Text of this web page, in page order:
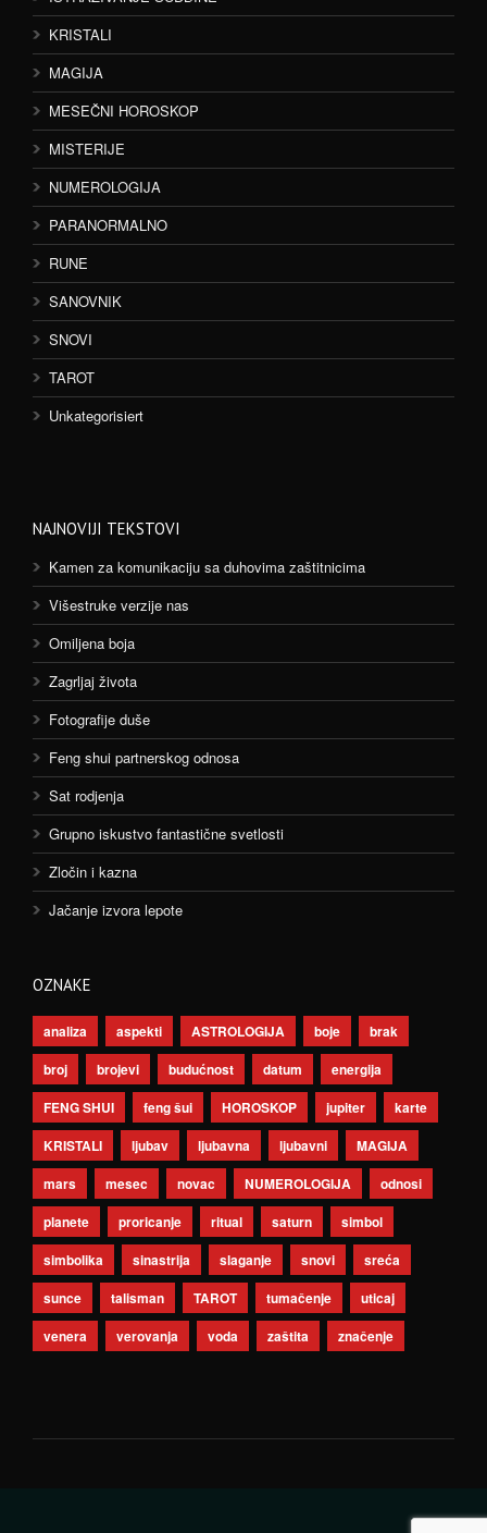
KRISTALI
MAGIJA
MESEČNI HOROSKOP
MISTERIJE
NUMEROLOGIJA
PARANORMALNO
RUNE
SANOVNIK
SNOVI
TAROT
Unkategorisiert
NAJNOVIJI TEKSTOVI
Kamen za komunikaciju sa duhovima zaštitnicima
Višestruke verzije nas
Omiljena boja
Zagrljaj života
Fotografije duše
Feng shui partnerskog odnosa
Sat rodjenja
Grupno iskustvo fantastične svetlosti
Zločin i kazna
Jačanje izvora lepote
OZNAKE
analiza aspekti ASTROLOGIJA boje
brak
broj
brojevi budućnost datum
energija
FENG SHUI
feng šui HOROSKOP jupiter
karte
KRISTALI
ljubav ljubavna ljubavni
MAGIJA
mars
mesec novac NUMEROLOGIJA
odnosi
planete
proricanje ritual saturn
simbol
simbolika
sinastrija slaganje snovi
sreća
sunce
talisman TAROT tumačenje
uticaj
venera
verovanja voda zaštita značenje